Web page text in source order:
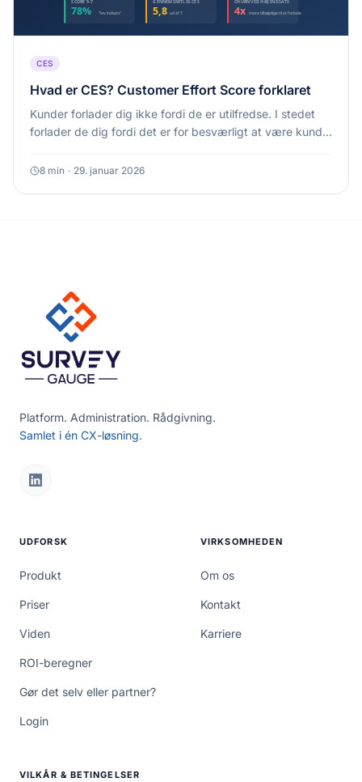
CES
Hvad er CES? Customer Effort Score forklaret
Kunder forlader dig ikke fordi de er utilfredse. I stedet
forlader de dig fordi det er for besværligt at være kunde.
8 min · 29. januar 2026
Platform. Administration. Rådgivning.
Samlet i én CX-løsning.
UDFORSK
Produkt
Priser
Viden
ROI-beregner
Gør det selv eller partner?
Login
VIRKSOMHEDEN
Om os
Kontakt
Karriere
VILKÅR & BETINGELSER